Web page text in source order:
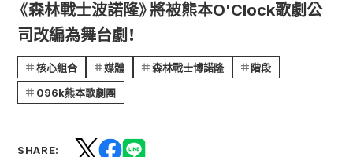
《森林戰士波諾隆》將被熊本O'Clock歌劇公
司改編為舞台劇！
核心組合 媒體 森林戰士博諾隆
階段
096k熊本歌劇團
SHARE: